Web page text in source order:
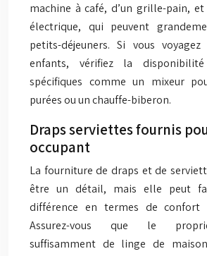
machine à café, d’un grille-pain,
électrique, qui peuvent
petits-déjeuners. Si vous
enfants, vérifiez la disponibilité
spécifiques comme un mixeur
purées ou un chauffe-biberon.
Draps serviettes fournis
occupant
La fourniture de draps et de
être un détail, mais elle peut
différence en termes de
Assurez-vous que le
suffisamment de linge de